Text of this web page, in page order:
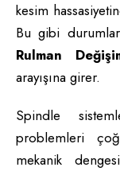
kesim
Bu gibi
Rulman
arayışına girer.
Spindle
problemleri
mekanik